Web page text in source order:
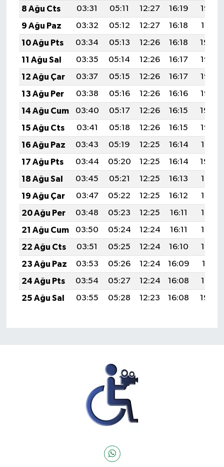
8 Ağu Cts
03:31 05:11 12:27 16:19
19:32
9 Ağu Paz
03:32 05:12 12:27 16:18
19:31
10 Ağu Pts
03:34 05:13 12:26 16:18
19:30
11 Ağu Sal
03:35 05:14 12:26 16:17
19:28
12 Ağu Çar
03:37 05:15 12:26 16:17
19:27
13 Ağu Per
03:38 05:16 12:26 16:16
19:26
14 Ağu Cum
03:40 05:17 12:26 16:15
19:24
15 Ağu Cts
03:41 05:18 12:26 16:15
19:23
16 Ağu Paz
03:43 05:19 12:25 16:14
19:21
17 Ağu Pts
03:44 05:20 12:25 16:14
19:20
18 Ağu Sal
03:45 05:21 12:25 16:13
19:19
19 Ağu Çar
03:47 05:22 12:25 16:12
19:17
20 Ağu Per
03:48 05:23 12:25 16:11
19:16
21 Ağu Cum
03:50 05:24 12:24 16:11
19:14
22 Ağu Cts
03:51 05:25 12:24 16:10
19:13
23 Ağu Paz
03:53 05:26 12:24 16:09
19:11
24 Ağu Pts
03:54 05:27 12:24 16:08
19:10
25 Ağu Sal
03:55 05:28 12:23 16:08 19:08